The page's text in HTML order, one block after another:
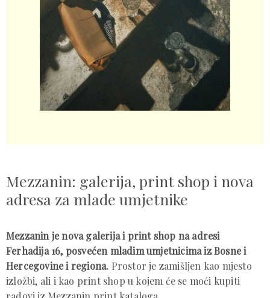
Mezzanin: galerija, print shop i nova
adresa za mlade umjetnike
Mezzanin je nova galerija i print shop na adresi
Ferhadija 16, posvećen mladim umjetnicima iz Bosne i
Hercegovine i regiona. Prostor je zamišljen kao mjesto
izložbi, ali i kao print shop u kojem će se moći kupiti